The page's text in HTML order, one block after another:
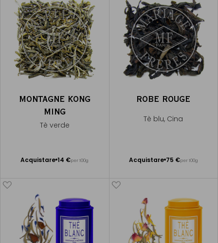
MONTAGNE KONG
MING
Tè verde
Acquistare 14 €per 100g
Aggiungere
ROBE ROUGE
Tè blu, Cina
Acquistare 75 €per 100g
Aggiungere